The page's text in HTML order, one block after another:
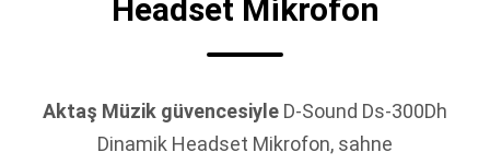
Headset Mikrofon
Aktaş Müzik güvencesiyle D-Sound Ds-300Dh
Dinamik Headset Mikrofon, sahne